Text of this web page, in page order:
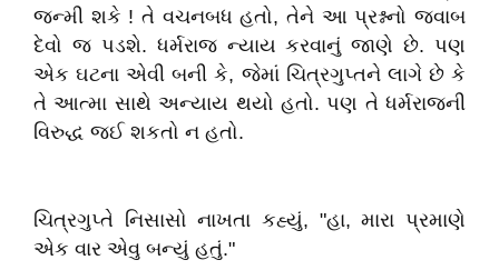
જન્મી શકે ! તે વચનબધ હતો, તેને આ પ્રશ્નનો જવાબ
દેવો જ પડશે. ધર્મરાજ ન્યાય કરવાનું જાણે છે. પણ
એક ઘટના એવી બની કે, જેમાં ચિત્રગુપ્તને લાગે છે કે
તે આત્મા સાથે અન્યાય થયો હતો. પણ તે ધર્મરાજની
વિરુદ્ધ જઈ શકતો ન હતો.
ચિત્રગુપ્તે નિસાસો નાખતા કહ્યું, "હા, મારા પ્રમાણે
એક વાર એવુ બન્યું હતું."